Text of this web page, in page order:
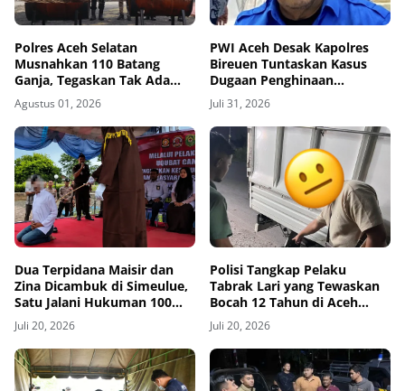
Polres Aceh Selatan
Musnahkan 110 Batang
Ganja, Tegaskan Tak Ada
Ruang bagi Jaringan
Narkoba
Agustus 01, 2026
PWI Aceh Desak Kapolres
Bireuen Tuntaskan Kasus
Dugaan Penghinaan
Wartawan, Tiga Bulan Lebih
Tanpa Tersangka
Juli 31, 2026
Dua Terpidana Maisir dan
Zina Dicambuk di Simeulue,
Satu Jalani Hukuman 100
Kali
Juli 20, 2026
Polisi Tangkap Pelaku
Tabrak Lari yang Tewaskan
Bocah 12 Tahun di Aceh
Timur
Juli 20, 2026